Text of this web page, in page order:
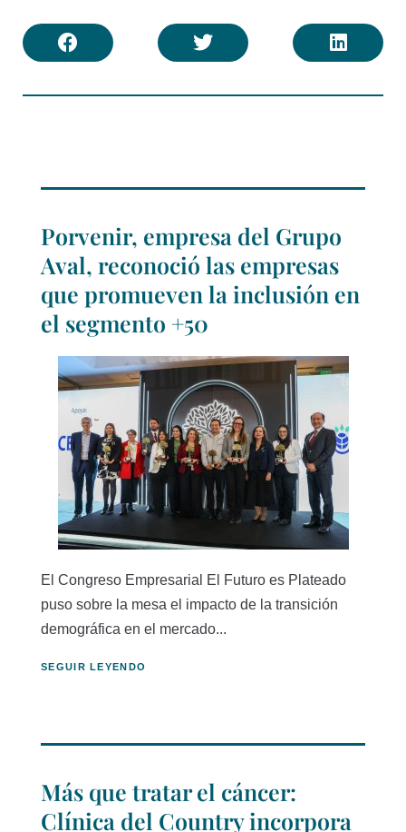
Porvenir, empresa del Grupo
Aval, reconoció las empresas
que promueven la inclusión en
el segmento +50
El Congreso Empresarial El Futuro es Plateado
puso sobre la mesa el impacto de la transición
demográfica en el mercado...
SEGUIR LEYENDO
Más que tratar el cáncer:
Clínica del Country incorpora